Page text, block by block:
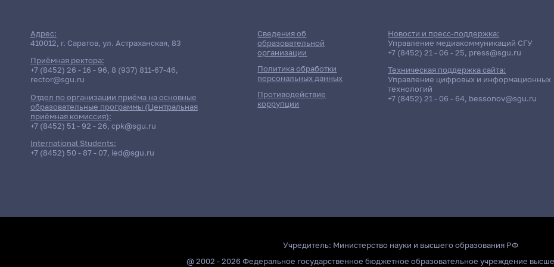
Адрес:
410012, г. Саратов, ул. Астраханская, 83
Приёмная ректора:
+7 (8452) 26 - 16 - 96, 8 (937) 811-67-46,
rector@sgu.ru
Отдел по организации приёма на основные
образовательные программы (Центральная
приёмная комиссия):
+7 (8452) 51 - 92 - 26, cpk@sgu.ru
International Students:
+7 (8452) 50 - 87 - 07, ied@sgu.ru
Сведения об
образовательной
организации
Политика обработки
персональных данных
Противодействие
коррупции
Новости и пресс-поддержка:
Управление медиакоммуникаций СГУ
+7 (8452) 21 - 06 - 25, press@sgu.ru
Техническая поддержка сайта:
Управление цифровых и информационных
технологий
+7 (8452) 21 - 06 - 64, bessonov@sgu.ru
Учредитель: Министерство науки и высшего образования РФ
@ 2002 - 2026 Федеральное государственное бюджетное образовательное учреждение